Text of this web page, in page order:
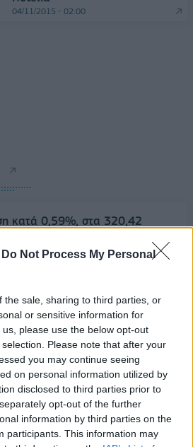
Do Not Process My Personal
the sale, sharing to third parties, or
or sensitive information for
please use the below opt-out
Please note that after your
you may continue seeing
on personal information utilized by
disclosed to third parties prior to
opt-out of the further
information by third parties on the
participants. This information may
04/11/2015 - 02:00
κατά 0,59%, στα 320,42
Εστίας
Βιομηχανίας- Κ. Μητσοτάκης:
η ενίσχυση της
η ψηφιακή ενεργοποίηση της
της ΕΑΕ 2026